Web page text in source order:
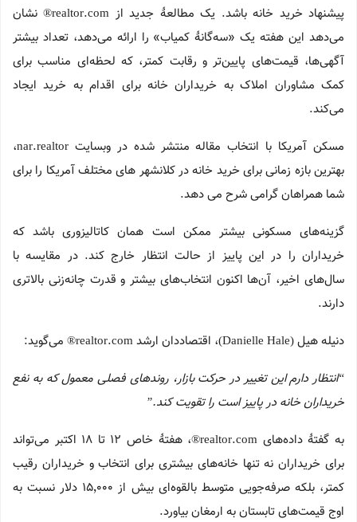
پیشنهاد خرید خانه باشد. یک مطالعهٔ جدید از realtor.com® نشان
می‌دهد این هفته یک «سه‌گانهٔ کمیاب» را ارائه می‌دهد، تعداد بیشتر
آگهی‌ها، قیمت‌های پایین‌تر و رقابت کمتر، که لحظه‌ای مناسب برای
کمک مشاوران املاک به خریداران خانه برای اقدام به خرید ایجاد
می‌کند.
مسکن آمریکا با انتخاب مقاله منتشر شده در وبسایت nar.realtor،
بهترین بازه زمانی برای خرید خانه در کلانشهر های مختلف آمریکا را برای
شما همراهان گرامی شرح می دهد.
گزینه‌های مسکونی بیشتر ممکن است همان کاتالیزوری باشد که
خریداران را در این پاییز از حالت انتظار خارج کند. در مقایسه با
سال‌های اخیر، آن‌ها اکنون انتخاب‌های بیشتر و قدرت چانه‌زنی بالاتری
دارند.
دنیله هیل (Danielle Hale)، اقتصاددان ارشد realtor.com® می‌گوید:
“انتظار دارم این تغییر در حرکت بازار، روندهای فصلی معمول که به نفع
خریداران خانه در پاییز است را تقویت کند.”
به گفتهٔ داده‌های realtor.com®، هفتهٔ خاص ۱۲ تا ۱۸ اکتبر می‌تواند
برای خریداران نه تنها خانه‌های بیشتری برای انتخاب و خریداران رقیب
کمتر، بلکه صرفه‌جویی متوسط بالقوه‌ای بیش از ۱۵٬۰۰۰ دلار نسبت به
اوج قیمت‌های تابستان به ارمغان بیاورد.